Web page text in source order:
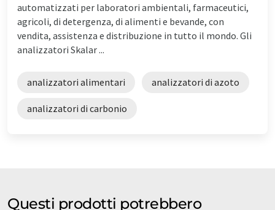
automatizzati per laboratori ambientali, farmaceutici,
agricoli, di detergenza, di alimenti e bevande, con
vendita, assistenza e distribuzione in tutto il mondo. Gli
analizzatori Skalar ...
analizzatori alimentari analizzatori di azoto
analizzatori di carbonio
Questi prodotti potrebbero